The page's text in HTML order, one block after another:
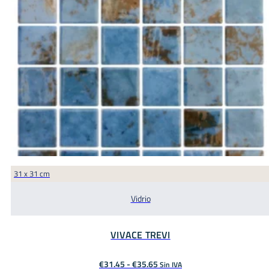
31 x 31 cm
Vidrio
VIVACE TREVI
€31.45-€35.65Rango
Sin IVA